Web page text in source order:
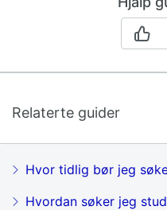
Relaterte guider
Hvor tidlig bør jeg
Hvordan søker jeg